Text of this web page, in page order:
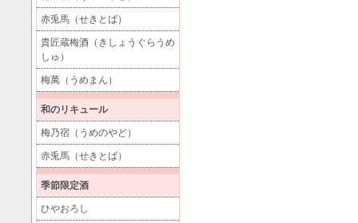
赤兎馬（せきとば）
貴匠蔵梅酒（きしょうぐらうめ
しゅ）
梅萬（うめまん）
和のリキュール
梅乃宿（うめのやど）
赤兎馬（せきとば）
季節限定酒
ひやおろし